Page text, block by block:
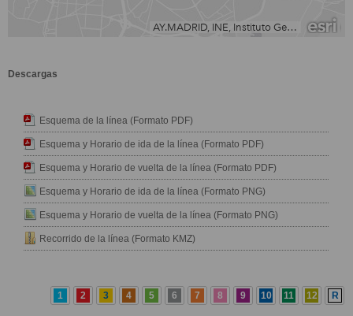
Descargas
Esquema de la línea (Formato PDF)
Esquema y Horario de ida de la línea (Formato PDF)
Esquema y Horario de vuelta de la línea (Formato PDF)
Esquema y Horario de ida de la línea (Formato PNG)
Esquema y Horario de vuelta de la línea (Formato PNG)
Recorrido de la línea (Formato KMZ)
1 2 3 4 5 6 7 8 9 10 11 12 R